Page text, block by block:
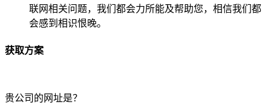
联网相关问题，我们都会力所能及帮助您，相信我们都
会感到相识恨晚。
获取方案
贵公司的网址是？